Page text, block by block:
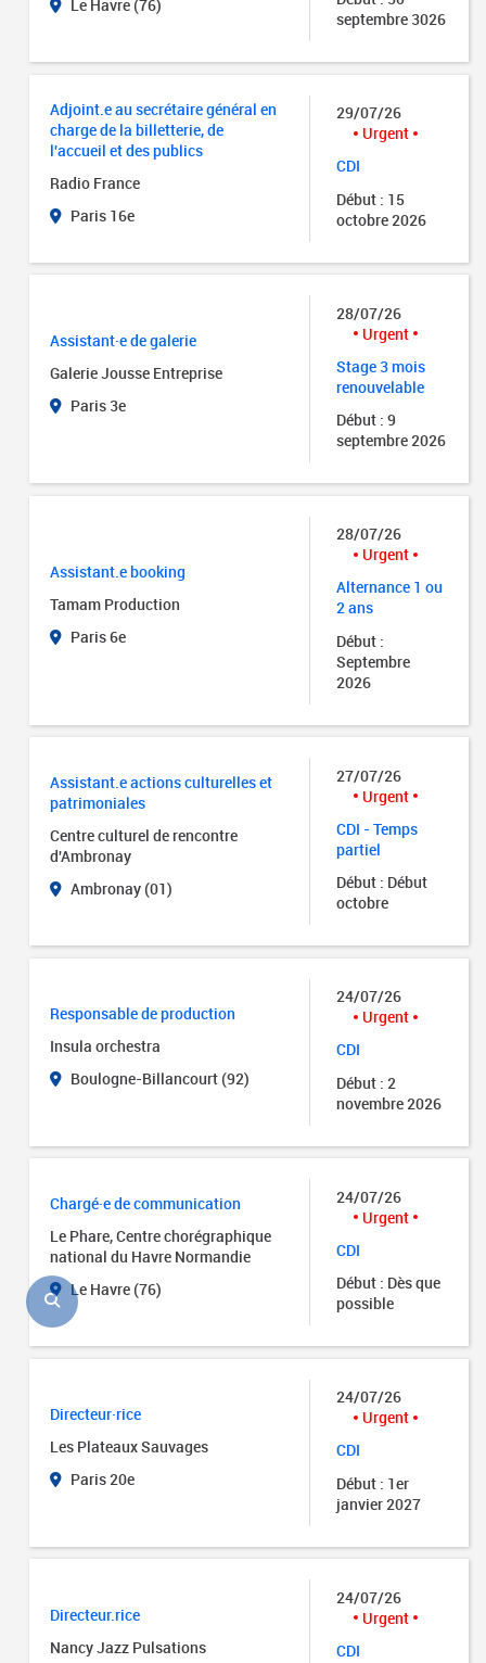
Le Havre (76)
septembre 3026
Adjoint.e au secrétaire général en
charge de la billetterie, de
l'accueil et des publics
Radio France
Paris 16e
29/07/26
Urgent
CDI
Début : 15
octobre 2026
Assistant·e de galerie
Galerie Jousse Entreprise
Paris 3e
28/07/26
Urgent
Stage 3 mois
renouvelable
Début : 9
septembre 2026
Assistant.e booking
Tamam Production
Paris 6e
28/07/26
Urgent
Alternance 1 ou
2 ans
Début :
Septembre
2026
Assistant.e actions culturelles et
patrimoniales
Centre culturel de rencontre
d'Ambronay
Ambronay (01)
27/07/26
Urgent
CDI - Temps
partiel
Début : Début
octobre
Responsable de production
Insula orchestra
Boulogne-Billancourt (92)
24/07/26
Urgent
CDI
Début : 2
novembre 2026
Chargé·e de communication
Le Phare, Centre chorégraphique
national du Havre Normandie
Le Havre (76)
24/07/26
Urgent
CDI
Début : Dès que
possible
Directeur·rice
Les Plateaux Sauvages
Paris 20e
24/07/26
Urgent
CDI
Début : 1er
janvier 2027
Directeur.rice
Nancy Jazz Pulsations
24/07/26
Urgent
CDI